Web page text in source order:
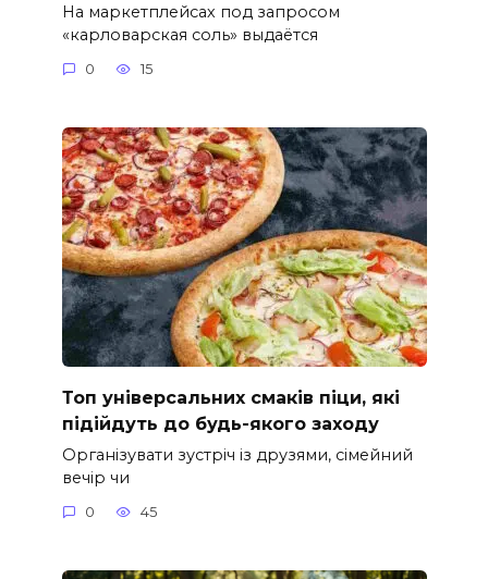
На маркетплейсах под запросом
«карловарская соль» выдаётся
0 15
Топ універсальних смаків піци, які
підійдуть до будь-якого заходу
Організувати зустріч із друзями, сімейний
вечір чи
0 45